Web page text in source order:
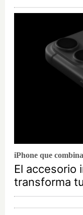
iPhone que
El accesorio
transforma